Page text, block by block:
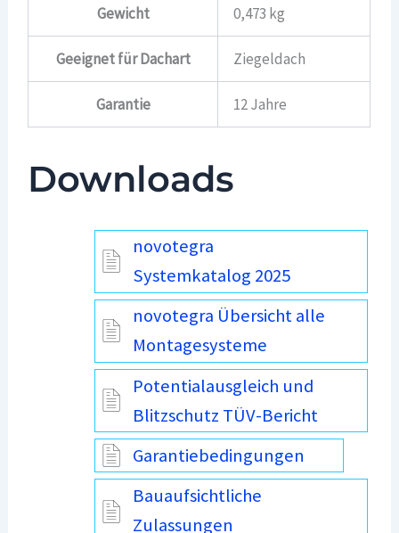
Gewicht 0,473 kg
Geeignet für Dachart Ziegeldach
Garantie 12 Jahre
Downloads
novotegra
Systemkatalog 2025
novotegra Übersicht alle
Montagesysteme
Potentialausgleich und
Blitzschutz TÜV-Bericht
Garantiebedingungen
Bauaufsichtliche
Zulassungen